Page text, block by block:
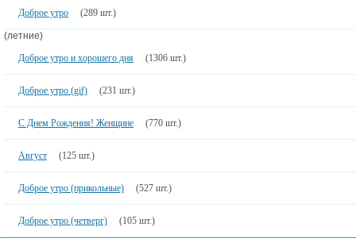
Доброе утро (289 шт.)
(летние)
Доброе утро и хорошего дня
(1306 шт.)
Доброе утро (gif) (231 шт.)
С Днем Рождения! Женщине (770 шт.)
Август (125 шт.)
Доброе утро (прикольные) (527 шт.)
Доброе утро (четверг) (105 шт.)